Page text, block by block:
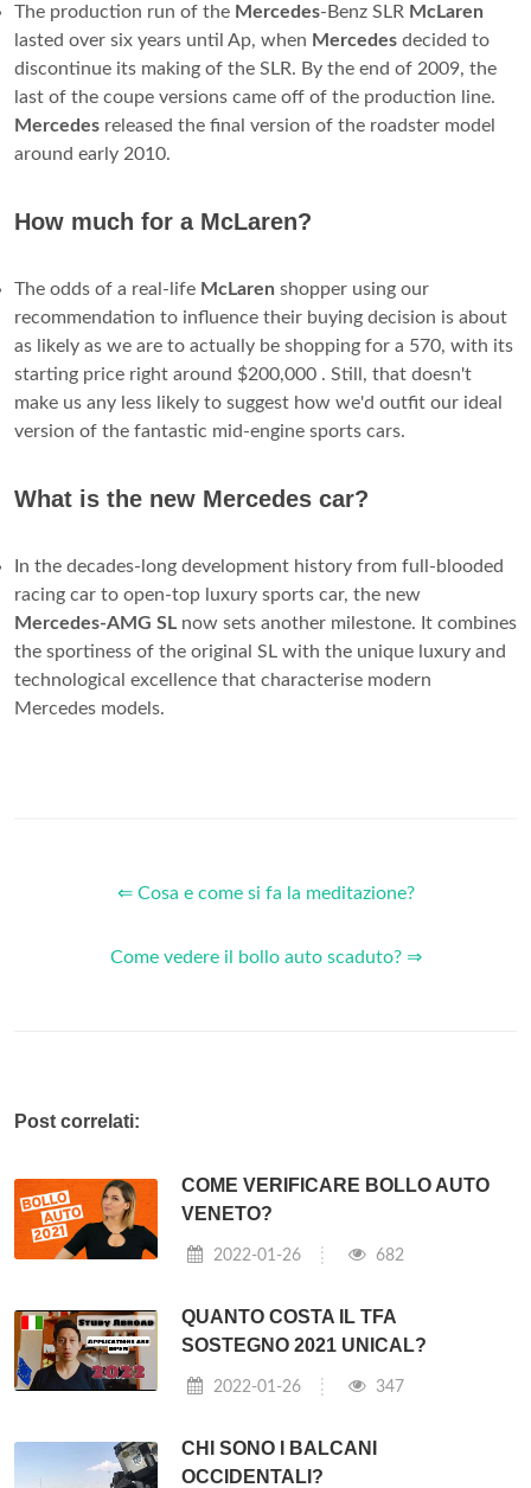
The production run of the Mercedes-Benz SLR McLaren
lasted over six years until Ap, when Mercedes decided to
discontinue its making of the SLR. By the end of 2009, the
last of the coupe versions came off of the production line.
Mercedes released the final version of the roadster model
around early 2010.
How much for a McLaren?
The odds of a real-life McLaren shopper using our
recommendation to influence their buying decision is about
as likely as we are to actually be shopping for a 570, with its
starting price right around $200,000 . Still, that doesn't
make us any less likely to suggest how we'd outfit our ideal
version of the fantastic mid-engine sports cars.
What is the new Mercedes car?
In the decades-long development history from full-blooded
racing car to open-top luxury sports car, the new
Mercedes-AMG SL now sets another milestone. It combines
the sportiness of the original SL with the unique luxury and
technological excellence that characterise modern
Mercedes models.
⇐ Cosa e come si fa la meditazione?
Come vedere il bollo auto scaduto? ⇒
Post correlati:
COME VERIFICARE BOLLO AUTO
VENETO?
2022-01-26 682
QUANTO COSTA IL TFA
SOSTEGNO 2021 UNICAL?
2022-01-26 347
CHI SONO I BALCANI
OCCIDENTALI?